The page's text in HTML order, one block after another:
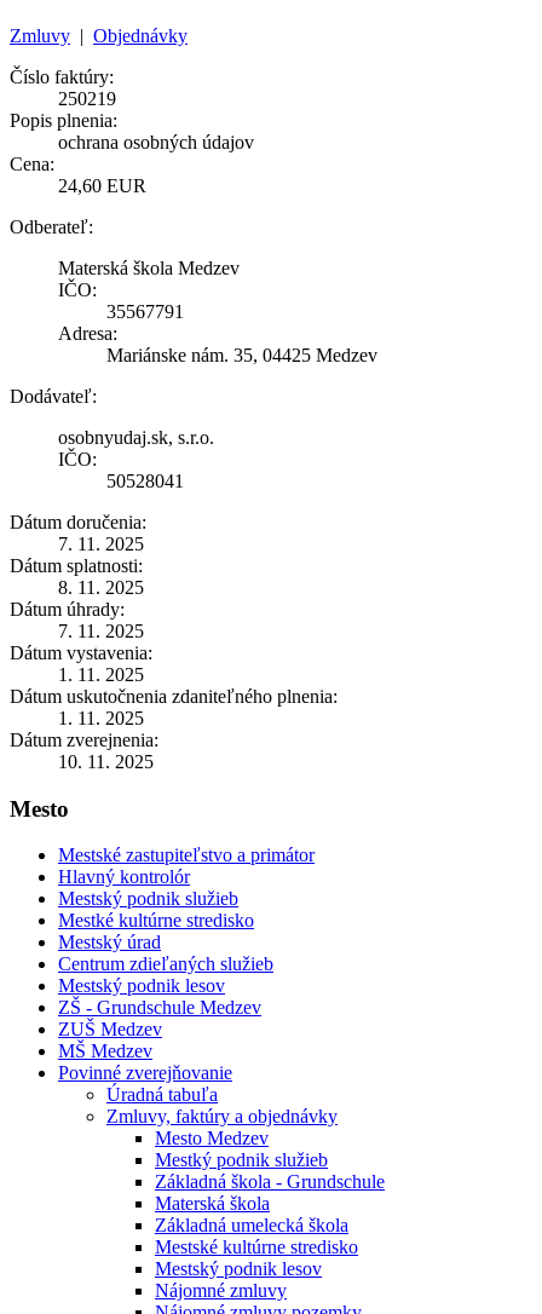
Zmluvy | Objednávky
Číslo faktúry:
250219
Popis plnenia:
ochrana osobných údajov
Cena:
24,60 EUR
Odberateľ:
Materská škola Medzev
IČO:
35567791
Adresa:
Mariánske nám. 35, 04425 Medzev
Dodávateľ:
osobnyudaj.sk, s.r.o.
IČO:
50528041
Dátum doručenia:
7. 11. 2025
Dátum splatnosti:
8. 11. 2025
Dátum úhrady:
7. 11. 2025
Dátum vystavenia:
1. 11. 2025
Dátum uskutočnenia zdaniteľného plnenia:
1. 11. 2025
Dátum zverejnenia:
10. 11. 2025
Mesto
Mestské zastupiteľstvo a primátor
Hlavný kontrolór
Mestský podnik služieb
Mestké kultúrne stredisko
Mestský úrad
Centrum zdieľaných služieb
Mestský podnik lesov
ZŠ - Grundschule Medzev
ZUŠ Medzev
MŠ Medzev
Povinné zverejňovanie
Úradná tabuľa
Zmluvy, faktúry a objednávky
Mesto Medzev
Mestký podnik služieb
Základná škola - Grundschule
Materská škola
Základná umelecká škola
Mestské kultúrne stredisko
Mestský podnik lesov
Nájomné zmluvy